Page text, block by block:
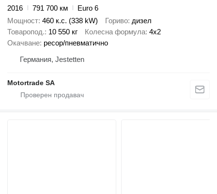
2016
791 700 км
Euro 6
Мощност 460 к.с. (338 kW) Гориво дизел
Товаропод. 10 550 кг Колесна формула 4x2
Окачване ресор/пневматично
Германия, Jestetten
Motortrade SA